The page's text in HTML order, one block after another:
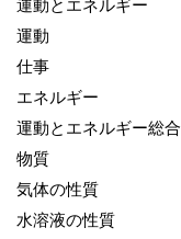
運動とエネルギー
運動
仕事
エネルギー
運動とエネルギー総合
物質
気体の性質
水溶液の性質